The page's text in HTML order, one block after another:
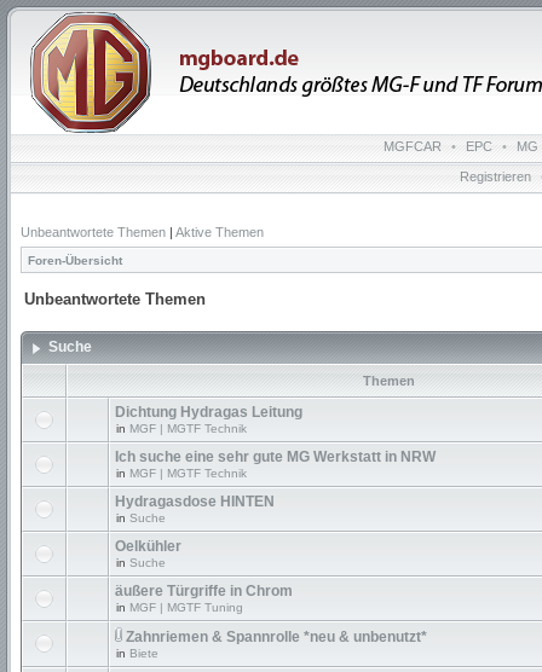
MGFCAR • EPC • MG
Registrieren
Unbeantwortete Themen | Aktive Themen
Foren-Übersicht
Unbeantwortete Themen
Suche
Themen
Dichtung Hydragas Leitung
in MGF | MGTF Technik
Ich suche eine sehr gute MG Werkstatt in NRW
in MGF | MGTF Technik
Hydragasdose HINTEN
in Suche
Oelkühler
in Suche
äußere Türgriffe in Chrom
in MGF | MGTF Tuning
Zahnriemen & Spannrolle *neu & unbenutzt*
in Biete